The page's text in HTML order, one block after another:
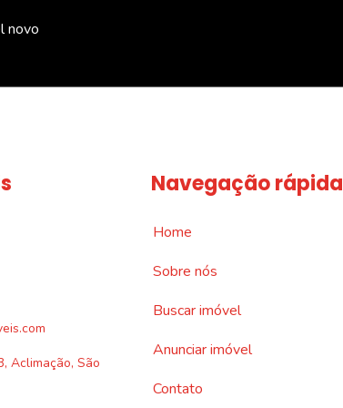
novo
Aclimação, São
Navegação rápida
Home
Sobre nós
Buscar imóvel
Anunciar imóvel
Contato